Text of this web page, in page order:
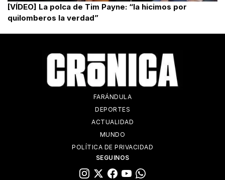
[VÍDEO] La polca de Tim Payne: “la hicimos por
quilomberos la verdad”
FARÁNDULA
DEPORTES
ACTUALIDAD
MUNDO
POLÍTICA DE PRIVACIDAD
SEGUINOS